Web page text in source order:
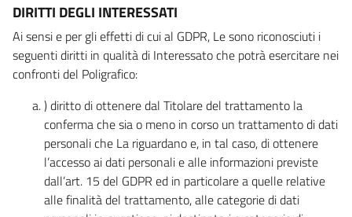
DIRITTI DEGLI INTERESSATI
Ai sensi e per gli effetti di cui al GDPR, Le sono riconosciuti i
seguenti diritti in qualità di Interessato che potrà esercitare nei
confronti del Poligrafico:
) diritto di ottenere dal Titolare del trattamento la
conferma che sia o meno in corso un trattamento di dati
personali che La riguardano e, in tal caso, di ottenere
l’accesso ai dati personali e alle informazioni previste
dall’art. 15 del GDPR ed in particolare a quelle relative
alle finalità del trattamento, alle categorie di dati